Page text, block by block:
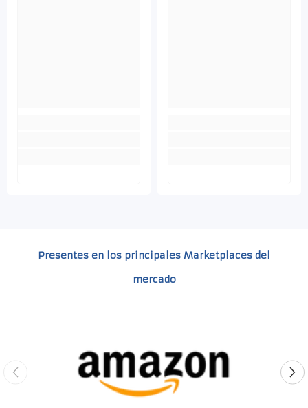
Presentes en los principales Marketplaces del
mercado